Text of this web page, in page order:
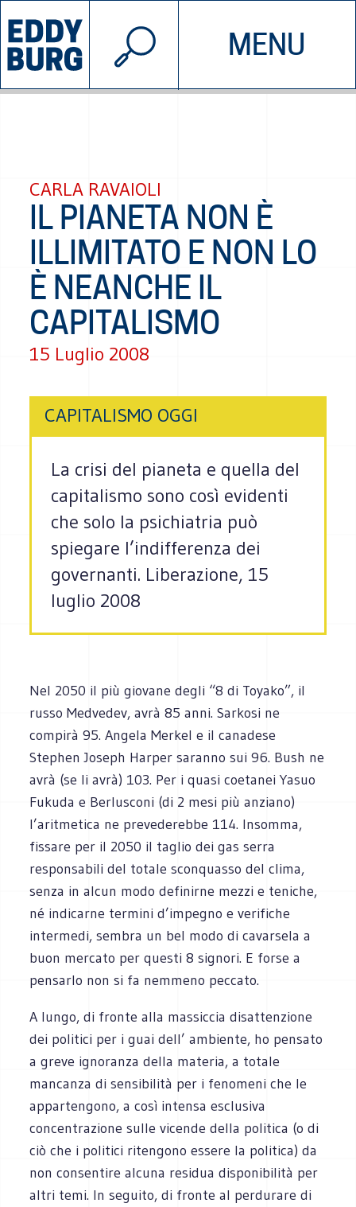
MENU
INIZIATIVE CHI SIAMO
© 2026 EDDYBURG
CARLA RAVAIOLI
IL PIANETA NON È
ILLIMITATO E NON LO
È NEANCHE IL
CAPITALISMO
15 Luglio 2008
CAPITALISMO OGGI
La crisi del pianeta e quella del
capitalismo sono così evidenti
che solo la psichiatria può
spiegare l’indifferenza dei
governanti. Liberazione, 15
luglio 2008
Nel 2050 il più giovane degli “8 di Toyako”, il
russo Medvedev, avrà 85 anni. Sarkosi ne
compirà 95. Angela Merkel e il canadese
Stephen Joseph Harper saranno sui 96. Bush ne
avrà (se li avrà) 103. Per i quasi coetanei Yasuo
Fukuda e Berlusconi (di 2 mesi più anziano)
l’aritmetica ne prevederebbe 114. Insomma,
fissare per il 2050 il taglio dei gas serra
responsabili del totale sconquasso del clima,
senza in alcun modo definirne mezzi e teniche,
né indicarne termini d’impegno e verifiche
intermedi, sembra un bel modo di cavarsela a
buon mercato per questi 8 signori. E forse a
pensarlo non si fa nemmeno peccato.
A lungo, di fronte alla massiccia disattenzione
dei politici per i guai dell’ ambiente, ho pensato
a greve ignoranza della materia, a totale
mancanza di sensibilità per i fenomeni che le
appartengono, a così intensa esclusiva
concentrazione sulle vicende della politica (o di
ciò che i politici ritengono essere la politica) da
non consentire alcuna residua disponibilità per
altri temi. In seguito, di fronte al perdurare di